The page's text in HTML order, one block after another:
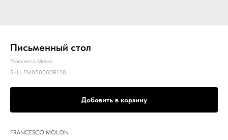
Письменный стол
Francesco Molon
SKU: FM050000R130
Добавить в корзину
FRANCESCO MOLON